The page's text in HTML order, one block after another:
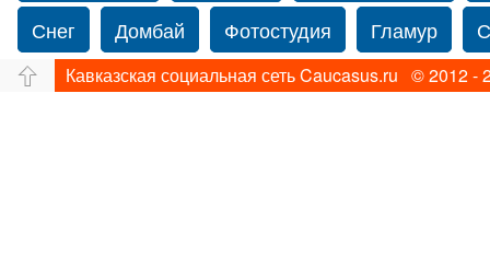
Снег
Домбай Фотостудия Гламур
Путешествие
Перевал Свадьба фото
Кавказская социальная сеть Caucasus.ru © 2012 -